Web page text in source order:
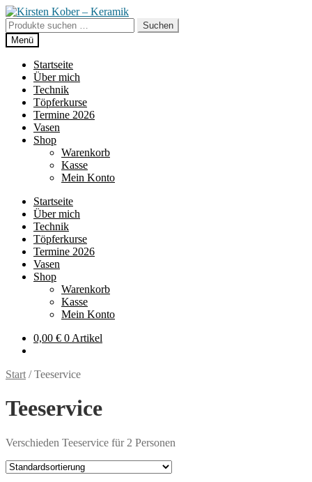
Zur
Navigation
springen
Zum
Inhalt
springen
Suche
nach:
Suchen
Menü
Startseite
Über mich
Technik
Töpferkurse
Termine 2026
Vasen
Shop
Warenkorb
Kasse
Mein Konto
Startseite
Über mich
Technik
Töpferkurse
Termine 2026
Vasen
Shop
Warenkorb
Kasse
Mein Konto
0,00 € 0 Artikel
Start /Teeservice
Teeservice
Verschieden Teeservice für 2 Personen